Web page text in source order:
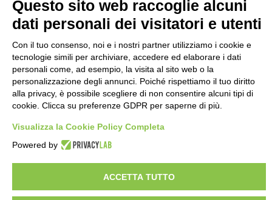
Via Statuto 2
Rete sociale
Questo sito web raccoglie alcuni
dati personali dei visitatori e utenti
Con il tuo consenso, noi e i nostri partner utilizziamo i cookie e
tecnologie simili per archiviare, accedere ed elaborare i dati
personali come, ad esempio, la visita al sito web o la
personalizzazione degli annunci. Poiché rispettiamo il tuo diritto
alla privacy, è possibile scegliere di non consentire alcuni tipi di
cookie. Clicca su preferenze GDPR per saperne di più.
Visualizza la Cookie Policy Completa
Powered by
ACCETTA TUTTO